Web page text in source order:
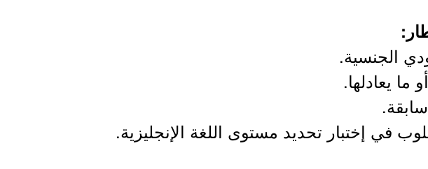
الجنسية.
ما يعادلها.
في إختبار تحديد مستوى اللغة الإنجليزية.